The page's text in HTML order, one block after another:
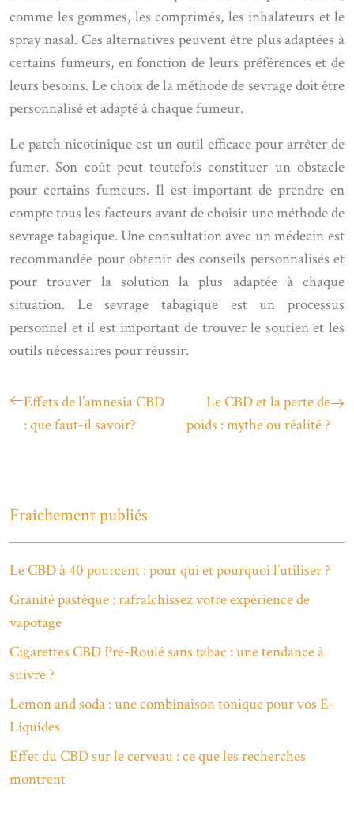
comme les gommes, les comprimés, les inhalateurs et le
spray nasal. Ces alternatives peuvent être plus adaptées à
certains fumeurs, en fonction de leurs préférences et de
leurs besoins. Le choix de la méthode de sevrage doit être
personnalisé et adapté à chaque fumeur.
Le patch nicotinique est un outil efficace pour arrêter de
fumer. Son coût peut toutefois constituer un obstacle
pour certains fumeurs. Il est important de prendre en
compte tous les facteurs avant de choisir une méthode de
sevrage tabagique. Une consultation avec un médecin est
recommandée pour obtenir des conseils personnalisés et
pour trouver la solution la plus adaptée à chaque
situation. Le sevrage tabagique est un processus
personnel et il est important de trouver le soutien et les
outils nécessaires pour réussir.
Effets de l’amnesia CBD
: que faut-il savoir?
Le CBD et la perte de
poids : mythe ou réalité ?
Fraîchement publiés
Le CBD à 40 pourcent : pour qui et pourquoi l’utiliser ?
Granité pastèque : rafraîchissez votre expérience de
vapotage
Cigarettes CBD Pré-Roulé sans tabac : une tendance à
suivre ?
Lemon and soda : une combinaison tonique pour vos E-
Liquides
Effet du CBD sur le cerveau : ce que les recherches
montrent